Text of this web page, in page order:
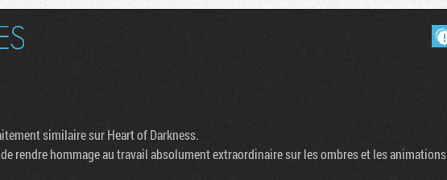
similaire sur Heart of Darkness.
rendre hommage au travail absolument extraordinaire sur les ombres et les animations